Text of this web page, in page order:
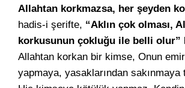
Allahtan korkmazsa, her şeyden
hadis-i şerifte, “Aklın çok olması,
korkusunun çokluğu ile belli olur”
Allahtan korkan bir kimse, Onun
yapmaya, yasaklarından sakınmaya